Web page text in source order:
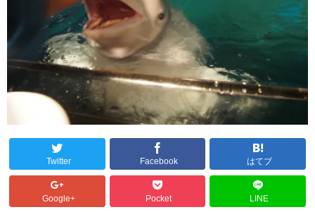
Twitter Facebook はてブ
Google+ Pocket LINE